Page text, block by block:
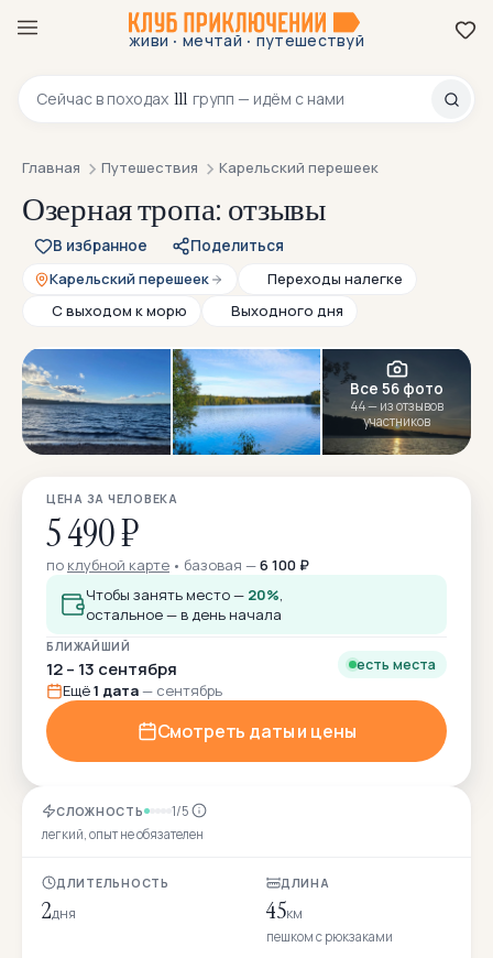
живи · мечтай · путешествуй
Сейчас в походах 111 групп — идём с нами
8 800 200-70-23
Главная Путешествия Карельский перешеек
Озерная тропа: отзывы
В избранное
Поделиться
Карельский перешеек
Переходы налегке
С выходом к морю
Выходного дня
Все 56 фото
44 — из отзывов
участников
СЛОЖНОСТЬ 1/5
легкий, опыт не обязателен
ДЛИТЕЛЬНОСТЬ
2дня
ДЛИНА
45км
пешком с рюкзаками
ЦЕНА ЗА ЧЕЛОВЕКА
5 490 ₽
по клубной карте базовая —6 100 ₽
Чтобы занять место — 20%,
остальное — в день начала
БЛИЖАЙШИЙ
12 – 13 сентября есть места
Ещё1 дата— сентябрь
Смотреть даты и цены